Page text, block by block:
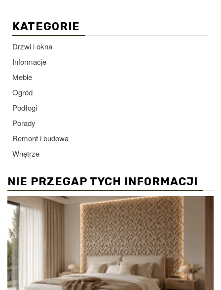
KATEGORIE
Drzwi i okna
Informacje
Meble
Ogród
Podłogi
Porady
Remont i budowa
Wnętrze
NIE PRZEGAP TYCH INFORMACJI